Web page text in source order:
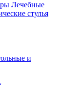
Лечебные
стулья
и